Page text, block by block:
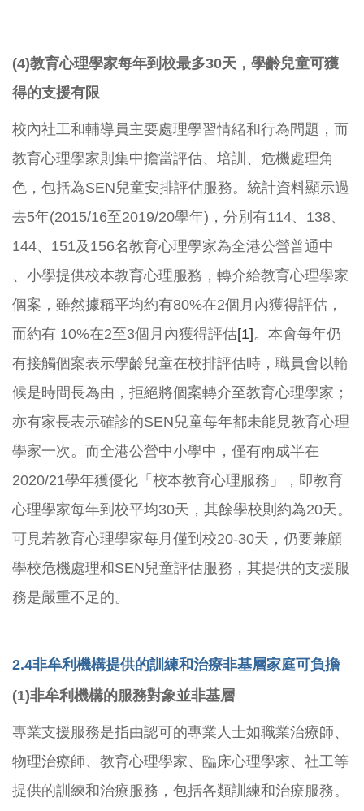
(4)教育心理學家每年到校最多30天，學齡兒童可獲
得的支援有限
校內社工和輔導員主要處理學習情緒和行為問題，而
教育心理學家則集中擔當評估、培訓、危機處理角
色，包括為SEN兒童安排評估服務。統計資料顯示過
去5年(2015/16至2019/20學年)，分別有114、138、
144、151及156名教育心理學家為全港公營普通中
、小學提供校本教育心理服務，轉介給教育心理學家
個案，雖然據稱平均約有80%在2個月內獲得評估，
而約有 10%在2至3個月內獲得評估[1] 。本會每年仍
有接觸個案表示學齡兒童在校排評估時，職員會以輪
候是時間長為由，拒絕將個案轉介至教育心理學家；
亦有家長表示確診的SEN兒童每年都未能見教育心理
學家一次。而全港公營中小學中，僅有兩成半在
2020/21學年獲優化「校本教育心理服務」，即教育
心理學家每年到校平均30天，其餘學校則約為20天。
可見若教育心理學家每月僅到校20-30天，仍要兼顧
學校危機處理和SEN兒童評估服務，其提供的支援服
務是嚴重不足的。
2.4非牟利機構提供的訓練和治療非基層家庭可負擔
(1)非牟利機構的服務對象並非基層
專業支援服務是指由認可的專業人士如職業治療師、
物理治療師、教育心理學家、臨床心理學家、社工等
提供的訓練和治療服務，包括各類訓練和治療服務。